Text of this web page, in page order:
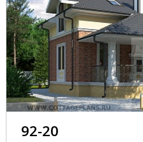
92-20